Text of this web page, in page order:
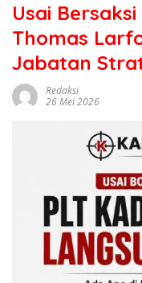
Usai Bersaksi
Thomas
Jabatan
Redaksi
26 Mei 2026